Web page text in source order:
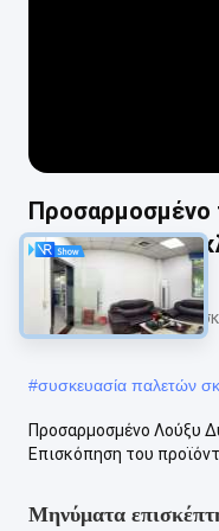
Προσαρμοσμένο
χαρτί και
Τυπωμένο κουτί
#συσκευασία παλετών
Προσαρμοσμένο Λούξυ
Επισκόπηση του
Μηνύματα